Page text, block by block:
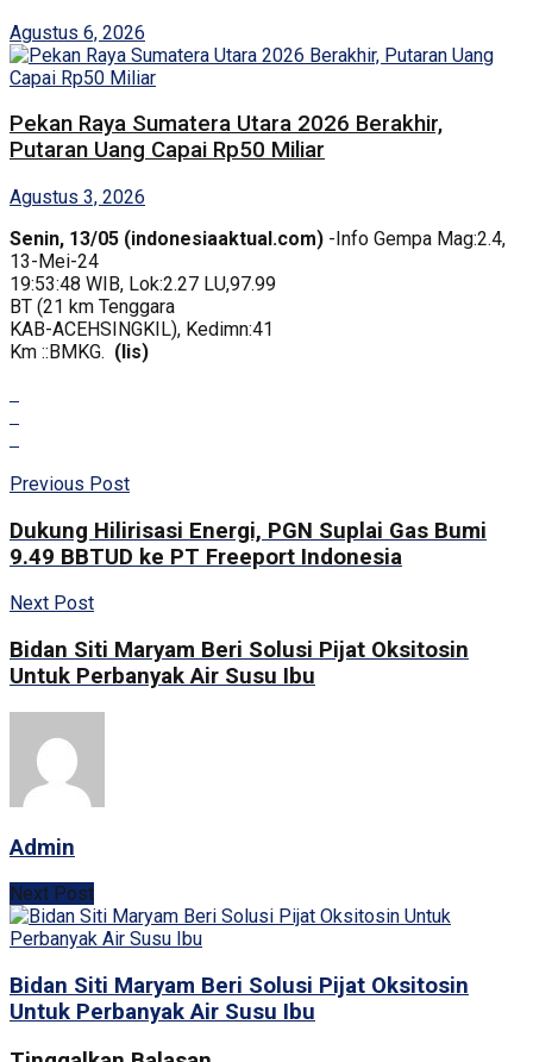
Agustus 6, 2026
Pekan Raya Sumatera Utara 2026 Berakhir,
Putaran Uang Capai Rp50 Miliar
Agustus 3, 2026
Senin, 13/05 (indonesiaaktual.com) -Info Gempa Mag:2.4,
13-Mei-24
19:53:48 WIB, Lok:2.27 LU,97.99
BT (21 km Tenggara
KAB-ACEHSINGKIL), Kedimn:41
Km ::BMKG. (lis)
Previous Post
Dukung Hilirisasi Energi, PGN Suplai Gas Bumi
9.49 BBTUD ke PT Freeport Indonesia
Next Post
Bidan Siti Maryam Beri Solusi Pijat Oksitosin
Untuk Perbanyak Air Susu Ibu
Admin
Next Post
Bidan Siti Maryam Beri Solusi Pijat Oksitosin
Untuk Perbanyak Air Susu Ibu